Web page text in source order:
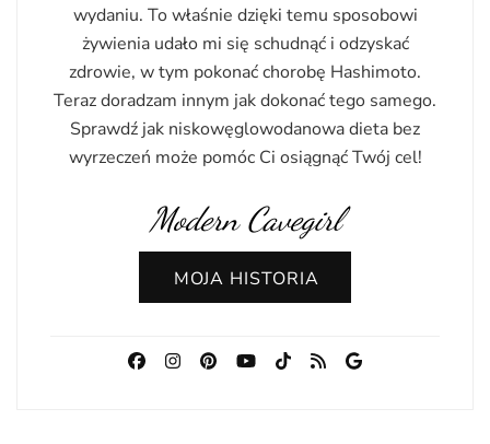
wydaniu. To właśnie dzięki temu sposobowi
żywienia udało mi się schudnąć i odzyskać
zdrowie, w tym pokonać chorobę Hashimoto.
Teraz doradzam innym jak dokonać tego samego.
Sprawdź jak niskowęglowodanowa dieta bez
wyrzeczeń może pomóc Ci osiągnąć Twój cel!
Modern Cavegirl
MOJA HISTORIA